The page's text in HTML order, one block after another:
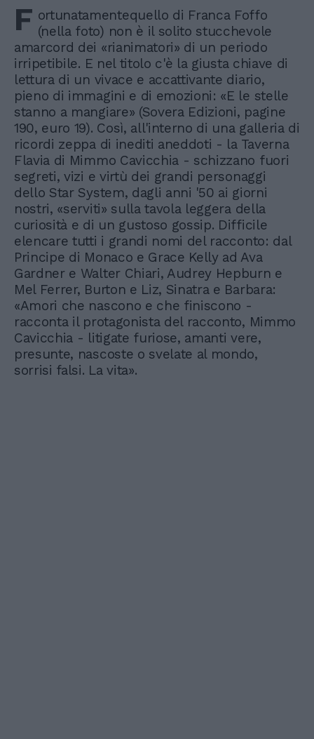
F ortunatamentequello di Franca Foffo
(nella foto) non è il solito stucchevole
amarcord dei «rianimatori» di un periodo
irripetibile. E nel titolo c'è la giusta chiave di
lettura di un vivace e accattivante diario,
pieno di immagini e di emozioni: «E le stelle
stanno a mangiare» (Sovera Edizioni, pagine
190, euro 19). Così, all'interno di una galleria di
ricordi zeppa di inediti aneddoti - la Taverna
Flavia di Mimmo Cavicchia - schizzano fuori
segreti, vizi e virtù dei grandi personaggi
dello Star System, dagli anni '50 ai giorni
nostri, «serviti» sulla tavola leggera della
curiosità e di un gustoso gossip. Difficile
elencare tutti i grandi nomi del racconto: dal
Principe di Monaco e Grace Kelly ad Ava
Gardner e Walter Chiari, Audrey Hepburn e
Mel Ferrer, Burton e Liz, Sinatra e Barbara:
«Amori che nascono e che finiscono -
racconta il protagonista del racconto, Mimmo
Cavicchia - litigate furiose, amanti vere,
presunte, nascoste o svelate al mondo,
sorrisi falsi. La vita».